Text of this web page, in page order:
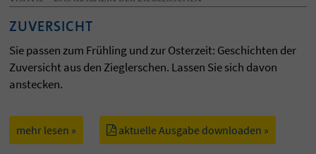
ZUVERSICHT
Sie passen zum Frühling und zur Osterzeit: Geschichten der
Zuversicht aus den Zieglerschen. Lassen Sie sich davon
anstecken.
mehr lesen » aktuelle Ausgabe downloaden »